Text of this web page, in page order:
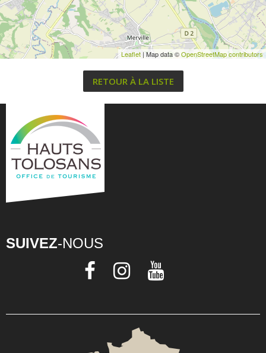
Leaflet | Map data ©OpenStreetMap contributors
RETOUR À LA LISTE
SUIVEZ-NOUS